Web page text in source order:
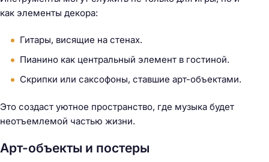
как элементы декора:
Гитары, висящие на стенах.
Пианино как центральный элемент в гостиной.
Скрипки или саксофоны, ставшие арт-объектами.
Это создаст уютное пространство, где музыка будет
неотъемлемой частью жизни.
Арт-объекты и постеры
й